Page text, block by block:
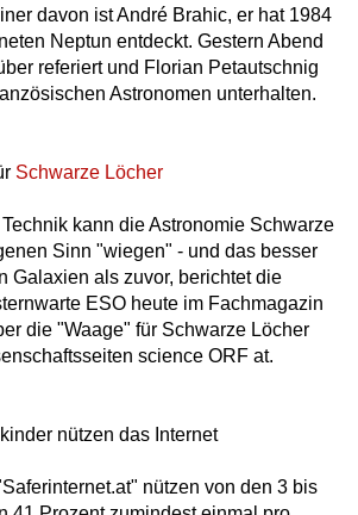
davon ist André Brahic, er hat 1984
Neptun entdeckt. Gestern Abend
referiert und Florian Petautschnig
Astronomen unterhalten.
Schwarze Löcher
kann die Astronomie Schwarze
Sinn "wiegen" - und das besser
Galaxien als zuvor, berichtet die
ESO heute im Fachmagazin
die "Waage" für Schwarze Löcher
science ORF at.
nützen das Internet
nützen von den 3 bis